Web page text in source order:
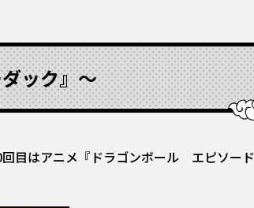
ック』〜
目はアニメ『ドラゴンボール エピソード